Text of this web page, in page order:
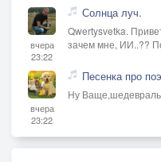
вчера
23:22
Солнца луч.
Qwertysvetka.
зачем мне, ИИ..??
вчера
23:22
Песенка про
Ну